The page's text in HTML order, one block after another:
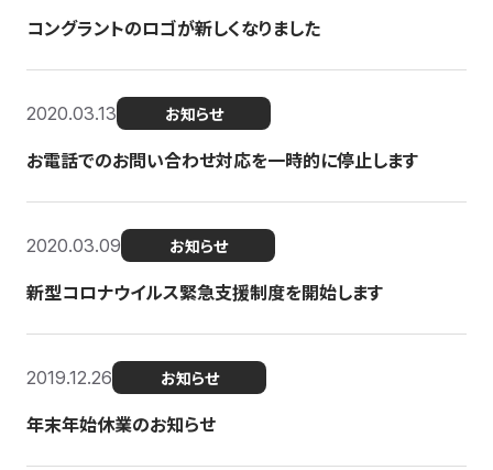
コングラントのロゴが新しくなりました
2020.03.13 お知らせ
お電話でのお問い合わせ対応を一時的に停止します
2020.03.09 お知らせ
新型コロナウイルス緊急支援制度を開始します
2019.12.26 お知らせ
年末年始休業のお知らせ